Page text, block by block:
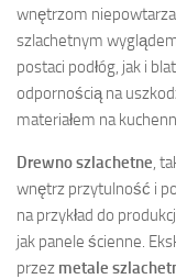
wnętrzom
szlachetnym
postaci podłóg, jak i
odpornością na
materiałem na
Drewno szlachetne,
wnętrz przytulność i
na przykład do
jak panele ścienne.
przez metale